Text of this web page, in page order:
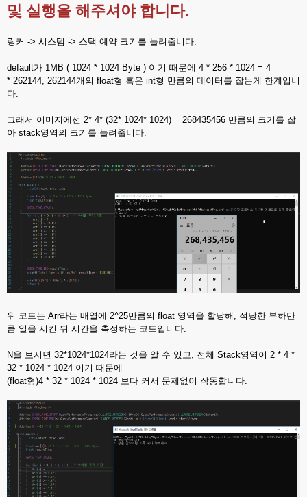
및 실행을 해주셔야 합니다.
링커 -> 시스템 -> 스택 예약 크기를 늘려줍니다.
default가 1MB ( 1024 * 1024 Byte ) 이기 때문에 4 * 256 * 1024 = 4
* 262144, 262144개의 float형 혹은 int형 만큼의 데이터를 잡는게 한계입니
다.
그래서 이미지에선 2* 4* (32* 1024* 1024) = 268435456 만큼의 크기를 잡
아 stack영역의 크기를 늘려줍니다.
위 코드는 Arr라는 배열에 2^25만큼의 float 영역을 할당해, 적당한 부하만
큼 일을 시킨 뒤 시간을 측정하는 코드입니다.
N을 보시면 32*1024*1024라는 것을 알 수 있고, 전체 Stack영역이 2 * 4 *
32 * 1024 * 1024 이기 때문에
(float형)4 * 32 * 1024 * 1024 보다 커서 문제없이 작동합니다.